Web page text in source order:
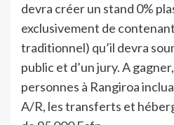
devra créer un stand 0%
exclusivement de
traditionnel) qu’il devra
public et d’un jury. A
personnes à Rangiroa
A/R, les transferts et